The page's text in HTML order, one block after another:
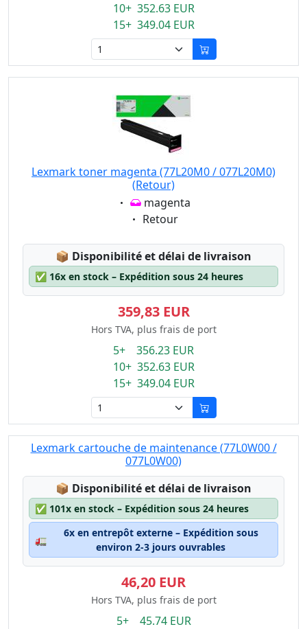
10+ 352.63 EUR
15+ 349.04 EUR
Lexmark toner magenta (77L20M0 / 077L20M0)
(Retour)
Eigenschaft:
magenta
Eigenschaft:
Retour
📦 Lagerstatus:
Disponibilité et délai de livraison
✅ 16x en stock – Expédition sous 24 heures
359,83 EUR
Hors TVA, plus frais de port
5+ 356.23 EUR
10+ 352.63 EUR
15+ 349.04 EUR
Lexmark cartouche de maintenance (77L0W00 /
077L0W00)
📦 Lagerstatus:
Disponibilité et délai de livraison
✅ 101x en stock – Expédition sous 24 heures
🚛
6x en entrepôt externe – Expédition sous
environ 2-3 jours ouvrables
46,20 EUR
Hors TVA, plus frais de port
5+ 45.74 EUR